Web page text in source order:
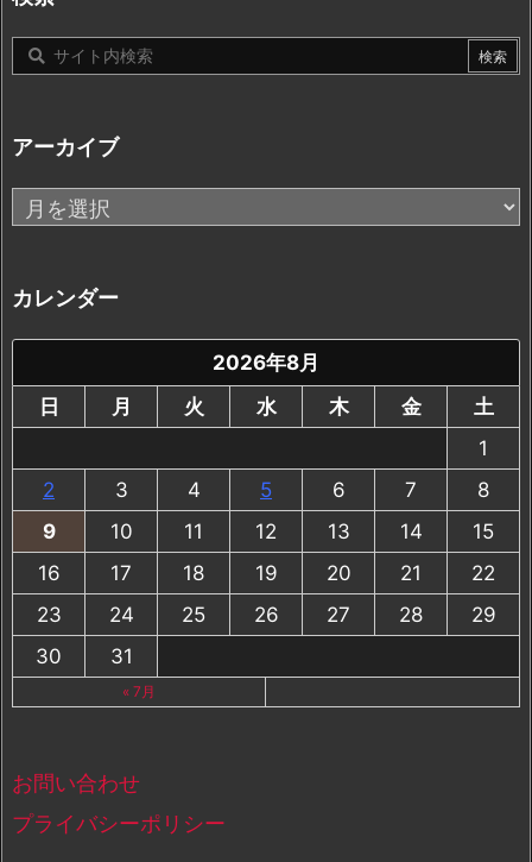
ー
アーカイブ
ア
ー
イ
ブ
カレンダー
2026年8月
日
月 火 水 木 金
土
1
2
3 4 5 6 7
8
9
10 11 12 13 14
15
16
17 18 19 20 21
22
23
24 25 26 27 28
29
30
31
« 7月
お問い合わせ
プライバシーポリシー